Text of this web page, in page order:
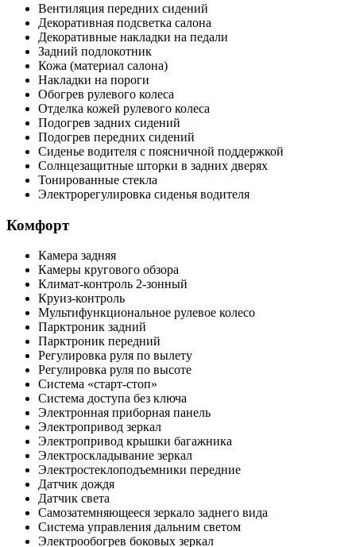
Вентиляция передних сидений
Декоративная подсветка салона
Декоративные накладки на педали
Задний подлокотник
Кожа (материал салона)
Накладки на пороги
Обогрев рулевого колеса
Отделка кожей рулевого колеса
Подогрев задних сидений
Подогрев передних сидений
Сиденье водителя с поясничной поддержкой
Солнцезащитные шторки в задних дверях
Тонированные стекла
Электрорегулировка сиденья водителя
Комфорт
Камера задняя
Камеры кругового обзора
Климат-контроль 2-зонный
Круиз-контроль
Мультифункциональное рулевое колесо
Парктроник задний
Парктроник передний
Регулировка руля по вылету
Регулировка руля по высоте
Система «старт-стоп»
Система доступа без ключа
Электронная приборная панель
Электропривод зеркал
Электропривод крышки багажника
Электроскладывание зеркал
Электростеклоподъемники передние
Датчик дождя
Датчик света
Самозатемняющееся зеркало заднего вида
Система управления дальним светом
Электрообогрев боковых зеркал